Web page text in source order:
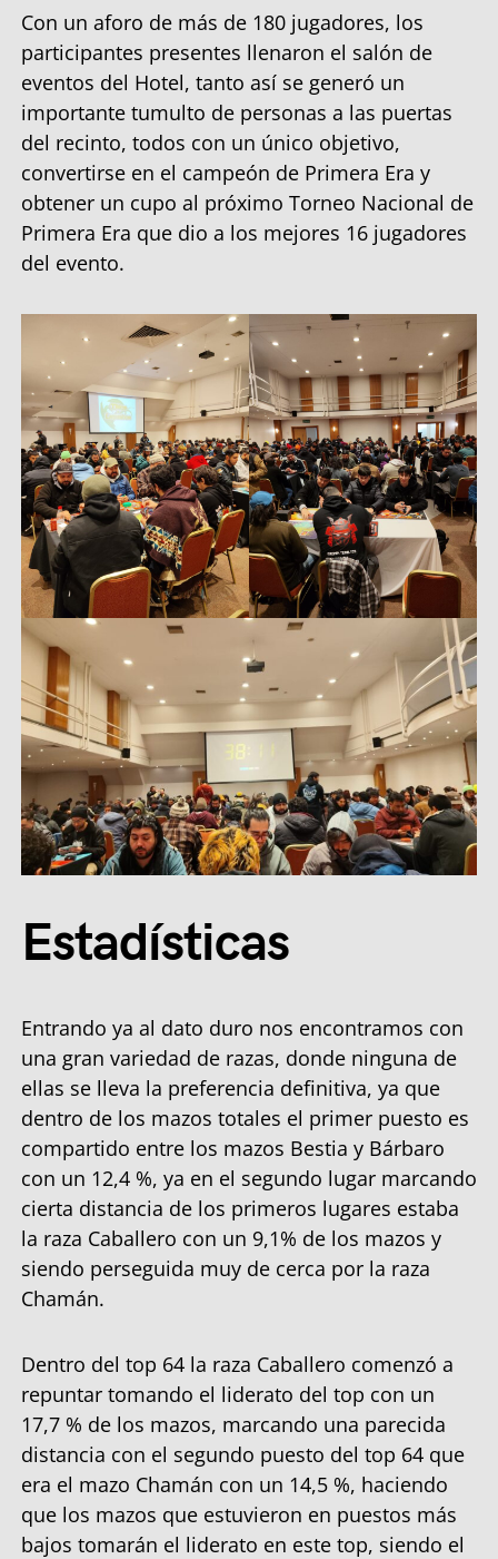
Con un aforo de más de 180 jugadores, los
participantes presentes llenaron el salón de
eventos del Hotel, tanto así se generó un
importante tumulto de personas a las puertas
del recinto, todos con un único objetivo,
convertirse en el campeón de Primera Era y
obtener un cupo al próximo Torneo Nacional de
Primera Era que dio a los mejores 16 jugadores
del evento.
Estadísticas
Entrando ya al dato duro nos encontramos con
una gran variedad de razas, donde ninguna de
ellas se lleva la preferencia definitiva, ya que
dentro de los mazos totales el primer puesto es
compartido entre los mazos Bestia y Bárbaro
con un 12,4 %, ya en el segundo lugar marcando
cierta distancia de los primeros lugares estaba
la raza Caballero con un 9,1% de los mazos y
siendo perseguida muy de cerca por la raza
Chamán.
Dentro del top 64 la raza Caballero comenzó a
repuntar tomando el liderato del top con un
17,7 % de los mazos, marcando una parecida
distancia con el segundo puesto del top 64 que
era el mazo Chamán con un 14,5 %, haciendo
que los mazos que estuvieron en puestos más
bajos tomarán el liderato en este top, siendo el